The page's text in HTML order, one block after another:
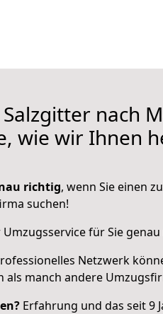
nach
wie wir Ihnen
richtig, wenn Sie einen
suchen!
Umzugsservice für Sie
Netzwerk
als manch andere
Erfahrung und das seit 9